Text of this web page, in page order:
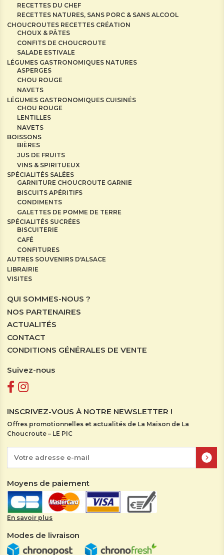
RECETTES DU CHEF
RECETTES NATURES, SANS PORC & SANS ALCOOL
CHOUCROUTES RECETTES CRÉATION
CHOUX & PÂTES
CONFITS DE CHOUCROUTE
SALADE ESTIVALE
LÉGUMES GASTRONOMIQUES NATURES
ASPERGES
CHOU ROUGE
NAVETS
LÉGUMES GASTRONOMIQUES CUISINÉS
CHOU ROUGE
LENTILLES
NAVETS
BOISSONS
BIÈRES
JUS DE FRUITS
VINS & SPIRITUEUX
SPÉCIALITÉS SALÉES
GARNITURE CHOUCROUTE GARNIE
BISCUITS APÉRITIFS
CONDIMENTS
GALETTES DE POMME DE TERRE
SPÉCIALITÉS SUCRÉES
BISCUITERIE
CAFÉ
CONFITURES
AUTRES SOUVENIRS D'ALSACE
LIBRAIRIE
VISITES
QUI SOMMES-NOUS ?
NOS PARTENAIRES
ACTUALITÉS
CONTACT
CONDITIONS GÉNÉRALES DE VENTE
Suivez-nous
INSCRIVEZ-VOUS À NOTRE NEWSLETTER !
Offres promotionnelles et actualités de La Maison de La
Choucroute – LE PIC
Moyens de paiement
En savoir plus
Modes de livraison